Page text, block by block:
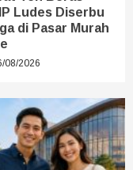
Ludes Diserbu
di Pasar Murah
08/2026